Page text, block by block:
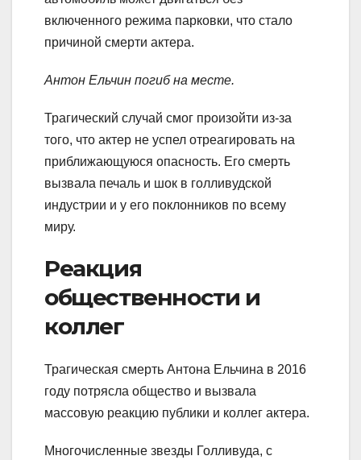
включенного режима парковки, что стало
причиной смерти актера.
Антон Ельчин погиб на месте.
Трагический случай смог произойти из-за
того, что актер не успел отреагировать на
приближающуюся опасность. Его смерть
вызвала печаль и шок в голливудской
индустрии и у его поклонников по всему
миру.
Реакция
общественности и
коллег
Трагическая смерть Антона Ельчина в 2016
году потрясла общество и вызвала
массовую реакцию публики и коллег актера.
Многочисленные звезды Голливуда, с